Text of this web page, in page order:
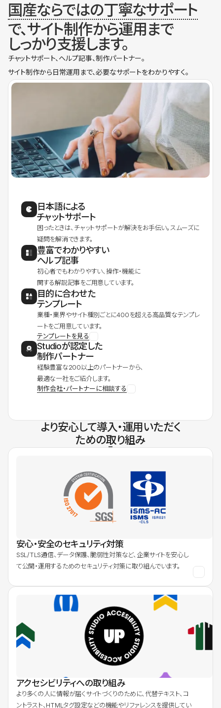
国産ならではの丁寧なサポート
で、サイト制作から運用まで
しっかり支援します。
チャットサポート、ヘルプ記事、制作パートナー。
サイト制作から日常運用まで、必要なサポートをわかりやすく。
日本語による
チャットサポート
困ったときは、チャットサポートが解決をお手伝い。スムーズに
疑問を解消できます。
豊富でわかりやすい
ヘルプ記事
初心者でもわかりやすい、操作・機能に
関する解説記事をご用意しています。
目的に合わせた
テンプレート
業種・業界やサイト種別ごとに400を超える高品質なテンプレ
ートをご用意しています。
テンプレートを見る
Studioが認定した
制作パートナー
経験豊富な200以上のパートナーから、
最適な一社をご紹介します。
制作会社・パートナーに相談する
より安心して導入・運用いただく
ための取り組み
安心・安全のセキュリティ対策
SSL/TLS通信、データ保護、脆弱性対策など、企業サイトを安心し
て公開・運用するためのセキュリティ対策に取り組んでいます。
アクセシビリティへの取り組み
より多くの人に情報が届くサイトづくりのために、代替テキスト、コ
ントラスト、HTMLタグ設定などの機能やリファレンスを提供してい